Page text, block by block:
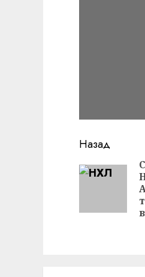
чтение
Назад